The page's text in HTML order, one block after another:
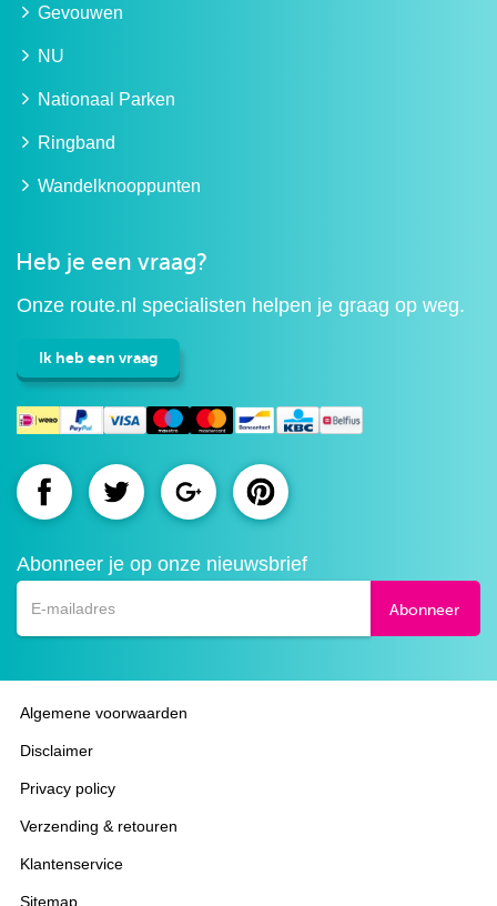
Gevouwen
NU
Nationaal Parken
Ringband
Wandelknooppunten
Heb je een vraag?
Onze route.nl specialisten helpen je graag op weg.
Ik heb een vraag
Route.nl
Facebook
Route.nlRoute.nlRoute.nl
Abonneer je op onze nieuwsbrief
Abonneer
Algemene voorwaarden
Disclaimer
Privacy policy
Verzending & retouren
Klantenservice
Sitemap